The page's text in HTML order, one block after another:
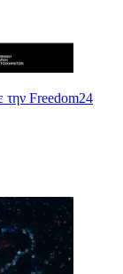
την Freedom24